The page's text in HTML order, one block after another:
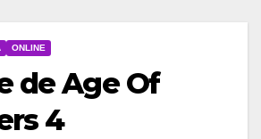
ONLINE
de Age Of
4